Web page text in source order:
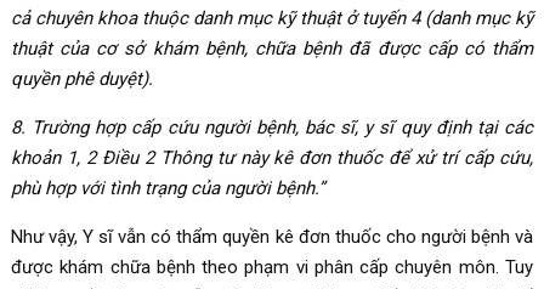
cả chuyên khoa thuộc danh mục kỹ thuật ở tuyến 4 (danh mục kỹ
thuật của cơ sở khám bệnh, chữa bệnh đã được cấp có thẩm
quyền phê duyệt).
8. Trường hợp cấp cứu người bệnh, bác sĩ, y sĩ quy định tại các
khoản 1, 2 Điều 2 Thông tư này kê đơn thuốc để xử trí cấp cứu,
phù hợp với tình trạng của người bệnh.”
Như vậy, Y sĩ vẫn có thẩm quyền kê đơn thuốc cho người bệnh và
được khám chữa bệnh theo phạm vi phân cấp chuyên môn. Tuy